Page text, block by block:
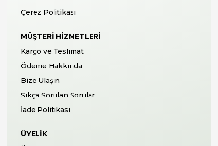
Çerez Politikası
MÜŞTERI HIZMETLERI
Kargo ve Teslimat
Ödeme Hakkında
Bize Ulaşın
Sıkça Sorulan Sorular
İade Politikası
ÜYELIK